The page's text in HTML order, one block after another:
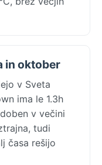
in oktober
v Sveta
ima le 1.3h
v večini
tudi
časa rešijo